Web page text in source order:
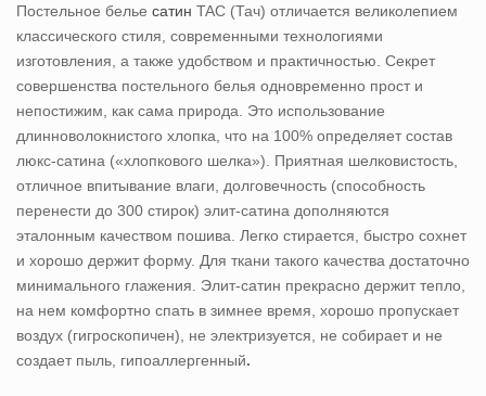
Постельное белье сатин TAC (Тач) отличается великолепием
классического стиля, современными технологиями
изготовления, а также удобством и практичностью. Секрет
совершенства постельного белья одновременно прост и
непостижим, как сама природа. Это использование
длинноволокнистого хлопка, что на 100% определяет состав
люкс-сатина («хлопкового шелка»). Приятная шелковистость,
отличное впитывание влаги, долговечность (способность
перенести до 300 стирок) элит-сатина дополняются
эталонным качеством пошива. Легко стирается, быстро сохнет
и хорошо держит форму. Для ткани такого качества достаточно
минимального глажения. Элит-сатин прекрасно держит тепло,
на нем комфортно спать в зимнее время, хорошо пропускает
воздух (гигроскопичен), не электризуется, не собирает и не
создает пыль, гипоаллергенный.